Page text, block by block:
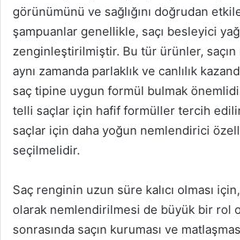
görünümünü ve sağlığını doğrudan
şampuanlar genellikle, saçı besleyici
zenginleştirilmiştir. Bu tür ürünler,
aynı zamanda parlaklık ve canlılık
saç tipine uygun formül bulmak
telli saçlar için hafif formüller tercih
saçlar için daha yoğun nemlendirici
seçilmelidir.
Saç renginin uzun süre kalıcı olması
olarak nemlendirilmesi de büyük bir rol
sonrasında saçın kuruması ve